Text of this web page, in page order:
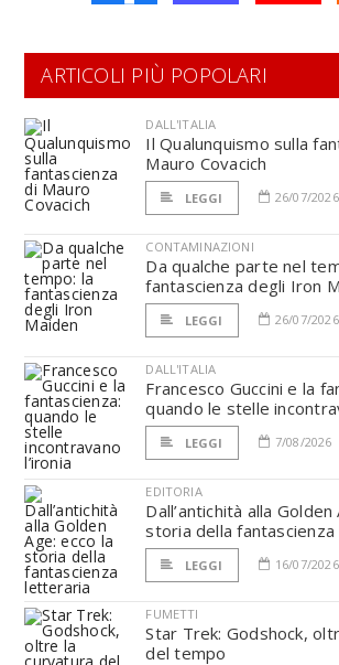
ARTICOLI PIÙ POPOLARI
DALL'ITALIA
Il Qualunquismo sulla
Mauro Covacich
LEGGI 26/07/2026
CONTAMINAZIONI
Da qualche parte nel
fantascienza degli Iron
LEGGI 26/07/2026
DALL'ITALIA
Francesco Guccini e la
quando le stelle
LEGGI 7/08/2026
EDITORIA
Dall’antichità alla Golden
storia della
LEGGI 16/07/2026
FUMETTI
Star Trek: Godshock,
del tempo